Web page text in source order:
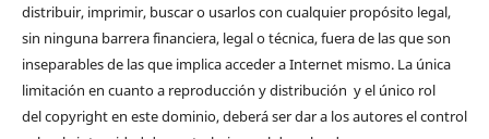
distribuir, imprimir, buscar o usarlos con cualquier propósito legal,
sin ninguna barrera financiera, legal o técnica, fuera de las que son
inseparables de las que implica acceder a Internet mismo. La única
limitación en cuanto a reproducción y distribución y el único rol
del copyright en este dominio, deberá ser dar a los autores el control